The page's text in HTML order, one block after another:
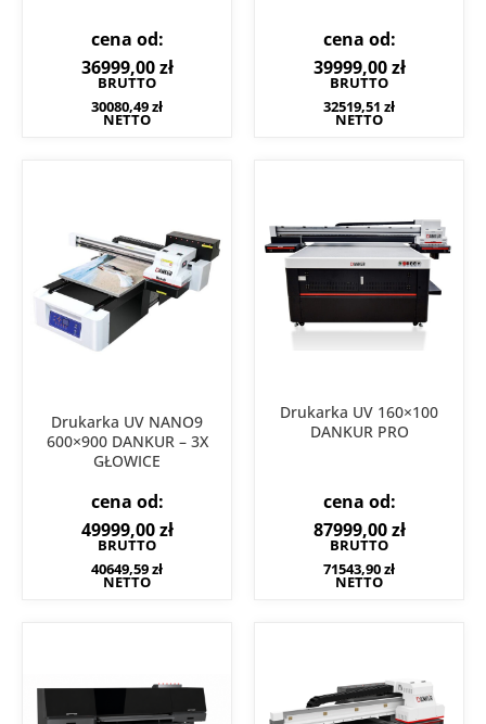
cena od:
36999,00zł
BRUTTO
30080,49zł
NETTO
cena od:
39999,00zł
BRUTTO
32519,51 zł
NETTO
Drukarka UV NANO9
600×900 DANKUR – 3X
GŁOWICE
cena od:
49999,00zł
BRUTTO
40649,59zł
NETTO
Drukarka UV 160×100
DANKUR PRO
cena od:
87999,00zł
BRUTTO
71543,90zł
NETTO